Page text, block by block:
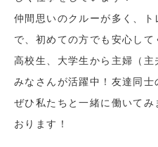
仲間思いのクルーが多く、
で、初めての方でも安心して
高校生、大学生から主婦（
みなさんが活躍中！友達同士
ぜひ私たちと一緒に働いて
おります！